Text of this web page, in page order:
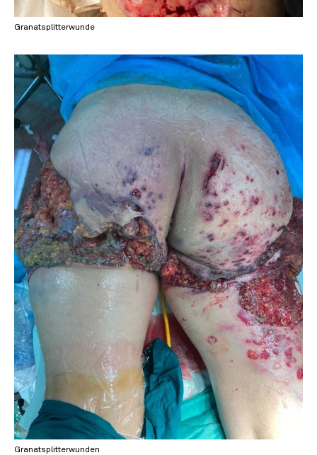
Granatsplitterwunde
Granatsplitterwunden